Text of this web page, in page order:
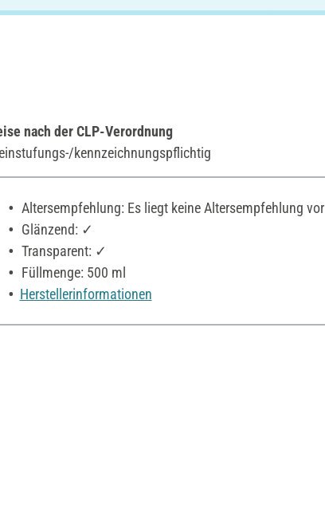
nach der CLP-Verordnung
kennzeichnungspflichtig
Altersempfehlung: Es liegt keine Altersempfehlung vor
Glänzend: ✓
Transparent: ✓
Füllmenge: 500 ml
Herstellerinformationen